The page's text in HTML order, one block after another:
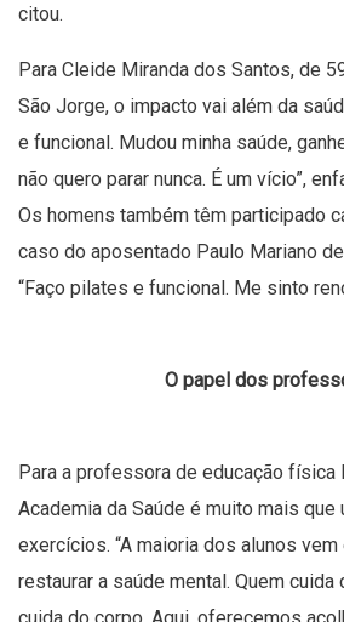
citou.
Para Cleide Miranda dos Santos, de
São Jorge, o impacto vai além da
e funcional. Mudou minha saúde,
não quero parar nunca. É um vício”,
Os homens também têm participado
caso do aposentado Paulo Mariano
“Faço pilates e funcional. Me sinto
O papel dos
Para a professora de educação física
Academia da Saúde é muito mais que
exercícios. “A maioria dos alunos
restaurar a saúde mental. Quem cuida